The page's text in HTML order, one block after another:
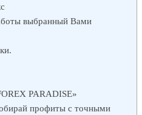
выбранный Вами
PARADISE»
профиты с точными